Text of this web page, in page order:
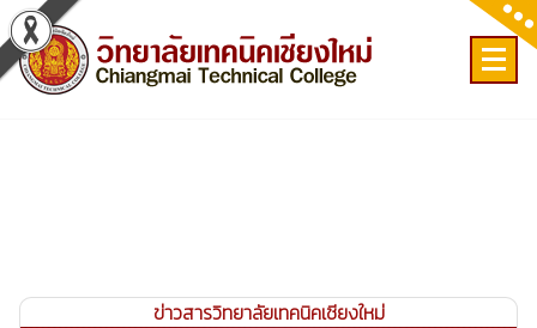
Skip
to
content
ข่าวสารวิทยาลัยเทคนิคเชียงใหม่